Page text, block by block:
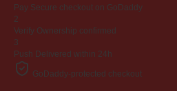
Pay Secure checkout on GoDaddy
2
Verify Ownership confirmed
3
Push Delivered within 24h
GoDaddy-protected checkout